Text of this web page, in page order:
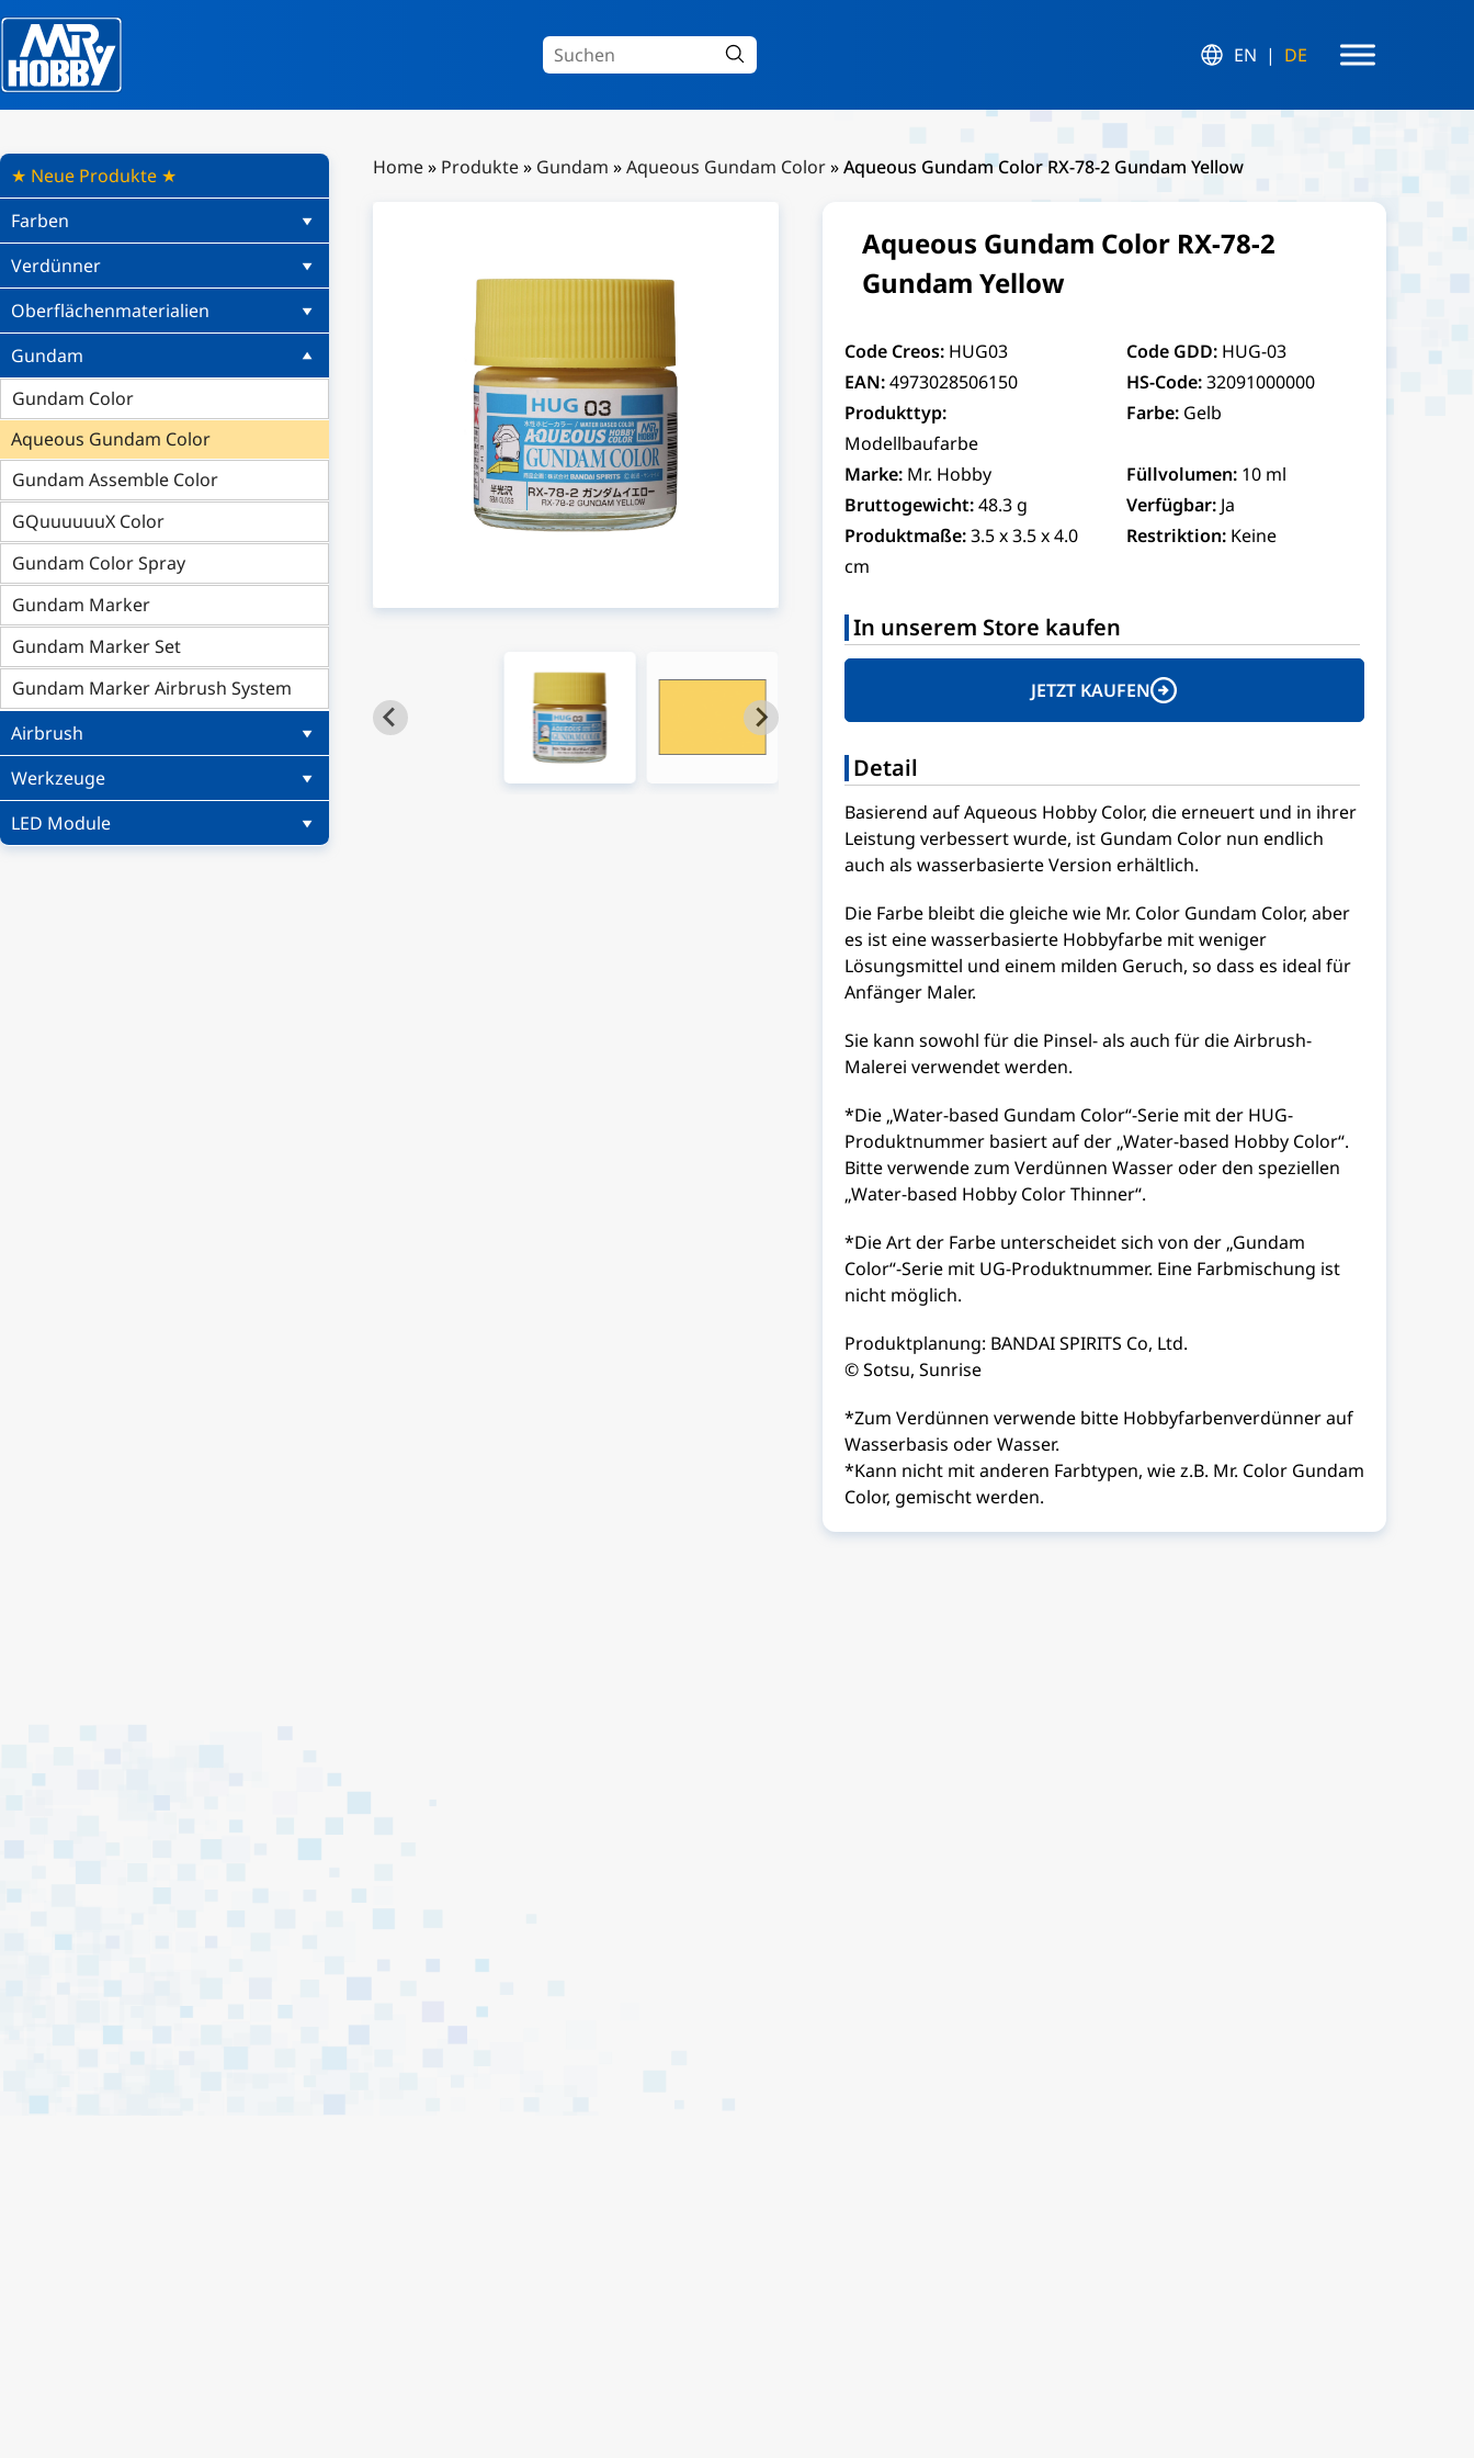
EN DE
★ Neue Produkte ★
Farben
Verdünner
Oberflächenmaterialien
Gundam
Gundam Color
Aqueous Gundam Color
Gundam Assemble Color
GQuuuuuuX Color
Gundam Color Spray
Gundam Marker
Gundam Marker Set
Gundam Marker Airbrush System
Airbrush
Werkzeuge
LED Module
Home» Produkte» Gundam »Aqueous Gundam Color»Aqueous Gundam Color RX-78-2 Gundam Yellow
Aqueous Gundam Color RX-78-2
Gundam Yellow
Code Creos: HUG03 Code GDD: HUG-03
EAN: 4973028506150 HS-Code:32091000000
Produkttyp:
Modellbaufarbe
Farbe: Gelb
Marke: Mr. Hobby Füllvolumen: 10 ml
Bruttogewicht: 48.3 g Verfügbar: Ja
Produktmaße: 3.5 x 3.5 x 4.0
cm
Restriktion: Keine
In unserem Store kaufen
JETZT KAUFEN
Detail
Basierend auf Aqueous Hobby Color, die erneuert und in ihrer
Leistung verbessert wurde, ist Gundam Color nun endlich
auch als wasserbasierte Version erhältlich.
Die Farbe bleibt die gleiche wie Mr. Color Gundam Color, aber
es ist eine wasserbasierte Hobbyfarbe mit weniger
Lösungsmittel und einem milden Geruch, so dass es ideal für
Anfänger Maler.
Sie kann sowohl für die Pinsel- als auch für die Airbrush-
Malerei verwendet werden.
*Die „Water-based Gundam Color“-Serie mit der HUG-
Produktnummer basiert auf der „Water-based Hobby Color“.
Bitte verwende zum Verdünnen Wasser oder den speziellen
„Water-based Hobby Color Thinner“.
*Die Art der Farbe unterscheidet sich von der „Gundam
Color“-Serie mit UG-Produktnummer. Eine Farbmischung ist
nicht möglich.
Produktplanung: BANDAI SPIRITS Co, Ltd.
© Sotsu, Sunrise
*Zum Verdünnen verwende bitte Hobbyfarbenverdünner auf
Wasserbasis oder Wasser.
*Kann nicht mit anderen Farbtypen, wie z.B. Mr. Color Gundam
Color, gemischt werden.